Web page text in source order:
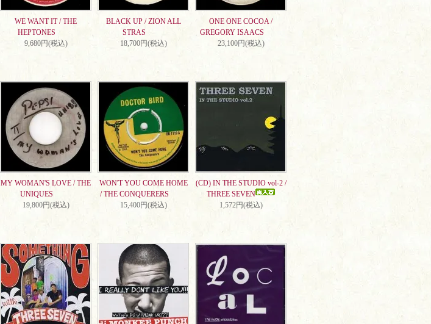
WE WANT IT / THE
HEPTONES
9,680円(税込)
BLACK UP / ZION ALL
STRAS
18,700円(税込)
ONE ONE COCOA /
GREGORY ISAACS
23,100円(税込)
MY WOMAN'S LOVE / THE
UNIQUES
19,800円(税込)
WON'T YOU COME HOME
/ THE CONQUERERS
15,400円(税込)
(CD) IN THE STUDIO vol-2 /
THREE SEVEN
1,572円(税込)